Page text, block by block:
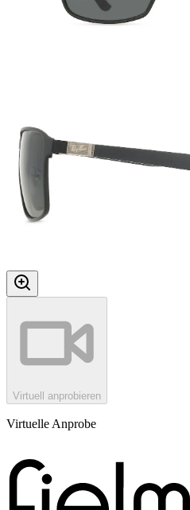
Virtuell anprobieren
Virtuelle Anprobe